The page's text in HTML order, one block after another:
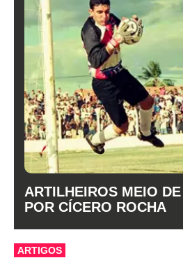
ARTILHEIROS MEIO
POR CÍCERO ROCHA
ARTIGOS